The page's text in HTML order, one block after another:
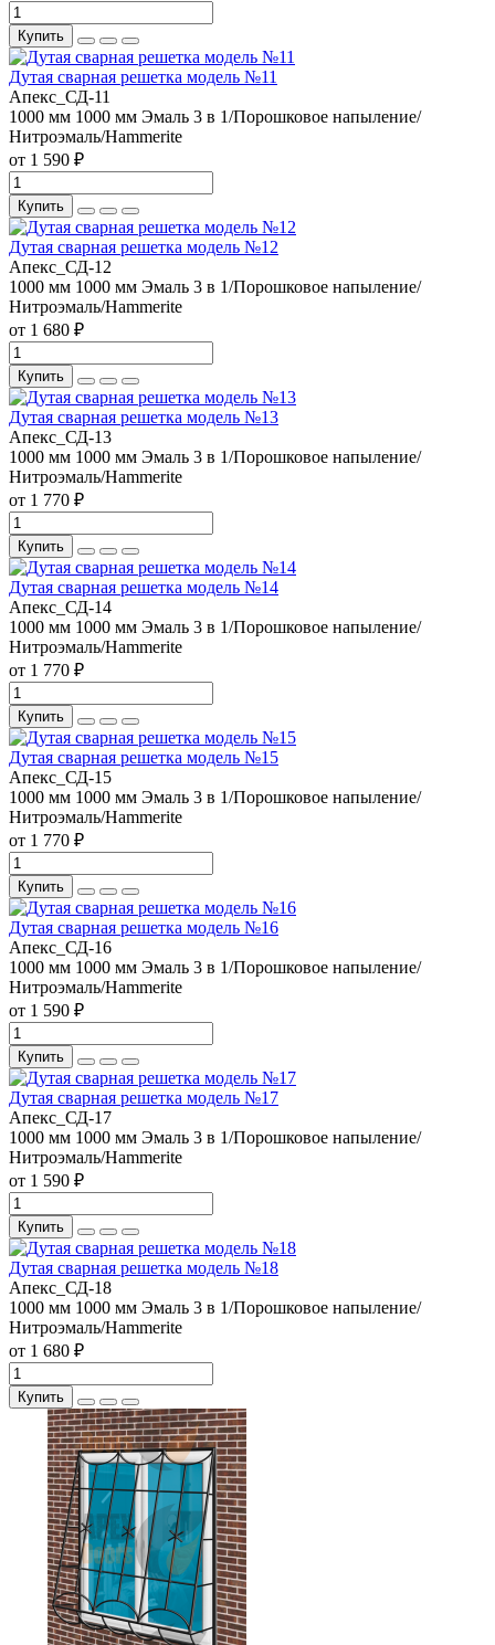
Купить
Дутая сварная решетка модель №11
Апекс_СД-11
1000 мм 1000 мм Эмаль 3 в 1/Порошковое напыление/
Нитроэмаль/Hammerite
от 1 590 ₽
Купить
Дутая сварная решетка модель №12
Апекс_СД-12
1000 мм 1000 мм Эмаль 3 в 1/Порошковое напыление/
Нитроэмаль/Hammerite
от 1 680 ₽
Купить
Дутая сварная решетка модель №13
Апекс_СД-13
1000 мм 1000 мм Эмаль 3 в 1/Порошковое напыление/
Нитроэмаль/Hammerite
от 1 770 ₽
Купить
Дутая сварная решетка модель №14
Апекс_СД-14
1000 мм 1000 мм Эмаль 3 в 1/Порошковое напыление/
Нитроэмаль/Hammerite
от 1 770 ₽
Купить
Дутая сварная решетка модель №15
Апекс_СД-15
1000 мм 1000 мм Эмаль 3 в 1/Порошковое напыление/
Нитроэмаль/Hammerite
от 1 770 ₽
Купить
Дутая сварная решетка модель №16
Апекс_СД-16
1000 мм 1000 мм Эмаль 3 в 1/Порошковое напыление/
Нитроэмаль/Hammerite
от 1 590 ₽
Купить
Дутая сварная решетка модель №17
Апекс_СД-17
1000 мм 1000 мм Эмаль 3 в 1/Порошковое напыление/
Нитроэмаль/Hammerite
от 1 590 ₽
Купить
Дутая сварная решетка модель №18
Апекс_СД-18
1000 мм 1000 мм Эмаль 3 в 1/Порошковое напыление/
Нитроэмаль/Hammerite
от 1 680 ₽
Купить